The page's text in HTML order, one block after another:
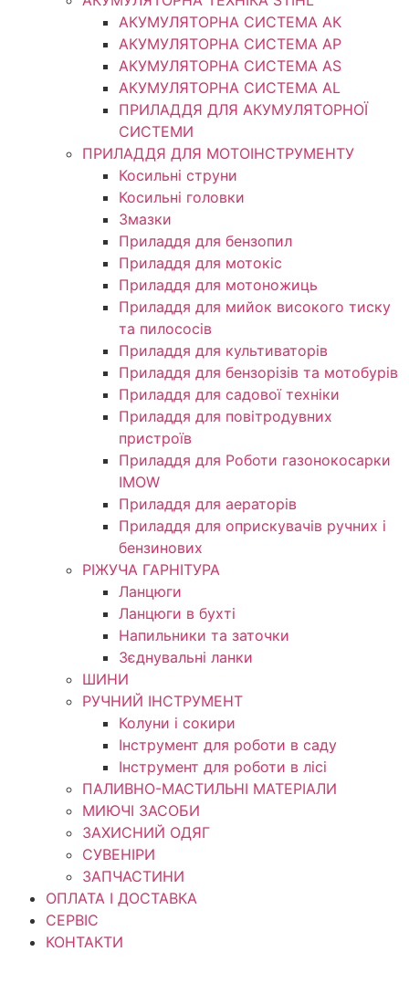
АКУМУЛЯТОРНА СИСТЕМА АК
АКУМУЛЯТОРНА СИСТЕМА АР
АКУМУЛЯТОРНА СИСТЕМА AS
АКУМУЛЯТОРНА СИСТЕМА AL
ПРИЛАДДЯ ДЛЯ АКУМУЛЯТОРНОЇ
СИСТЕМИ
ПРИЛАДДЯ ДЛЯ МОТОІНСТРУМЕНТУ
Косильні струни
Косильні головки
Змазки
Приладдя для бензопил
Приладдя для мотокіс
Приладдя для мотоножиць
Приладдя для мийок високого тиску
та пилососів
Приладдя для культиваторів
Приладдя для бензорізів та мотобурів
Приладдя для садової техніки
Приладдя для повітродувних
пристроїв
Приладдя для Роботи газонокосарки
IMOW
Приладдя для аераторів
Приладдя для оприскувачів ручних і
бензинових
РІЖУЧА ГАРНІТУРА
Ланцюги
Ланцюги в бухті
Напильники та заточки
Зєднувальні ланки
ШИНИ
РУЧНИЙ ІНСТРУМЕНТ
Колуни і сокири
Інструмент для роботи в саду
Інструмент для роботи в лісі
ПАЛИВНО-МАСТИЛЬНІ МАТЕРІАЛИ
МИЮЧІ ЗАСОБИ
ЗАХИСНИЙ ОДЯГ
СУВЕНІРИ
ЗАПЧАСТИНИ
ОПЛАТА І ДОСТАВКА
СЕРВІС
КОНТАКТИ